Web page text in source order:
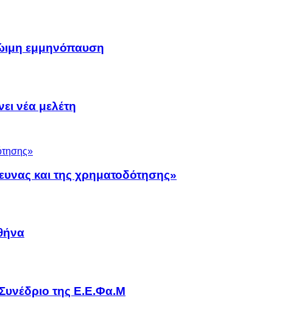
εμμηνόπαυση
νέα μελέτη
και της χρηματοδότησης»
της Ε.Ε.Φα.Μ